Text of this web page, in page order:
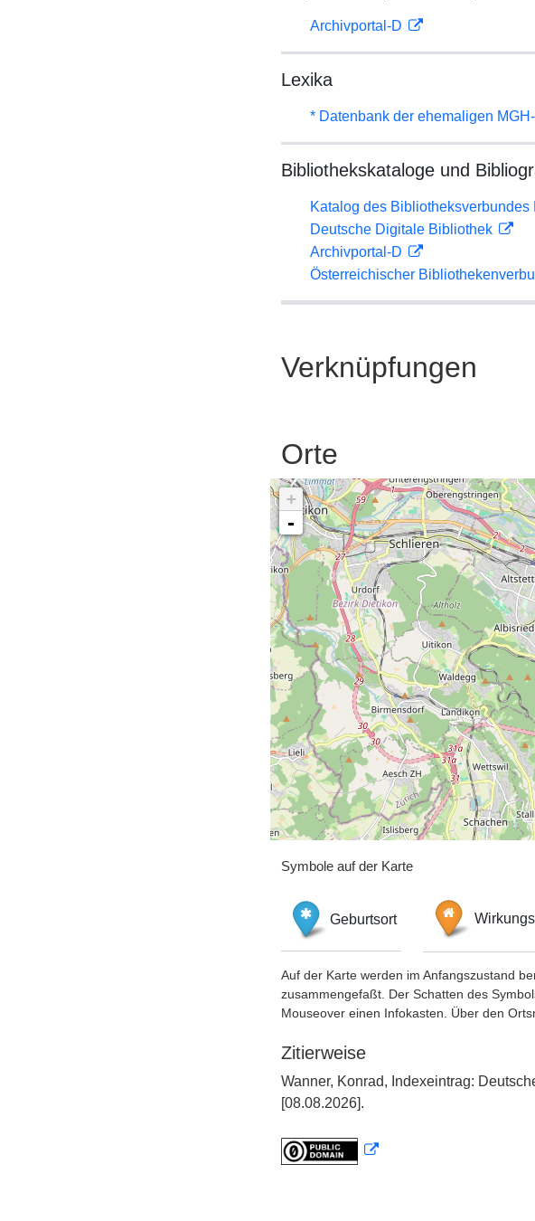
Archivportal-D
Lexika
* Datenbank der ehemaligen
Bibliothekskataloge und
Katalog des Bibliotheksverbundes
Deutsche Digitale Bibliothek
Archivportal-D
Österreichischer
Verknüpfungen
Orte
+
-
Symbole auf der Karte
Geburtsort
Auf der Karte werden im Anfangszustand
zusammengefaßt. Der Schatten des
Mouseover einen Infokasten. Über den
Zitierweise
Wanner, Konrad, Indexeintrag:
[08.08.2026].